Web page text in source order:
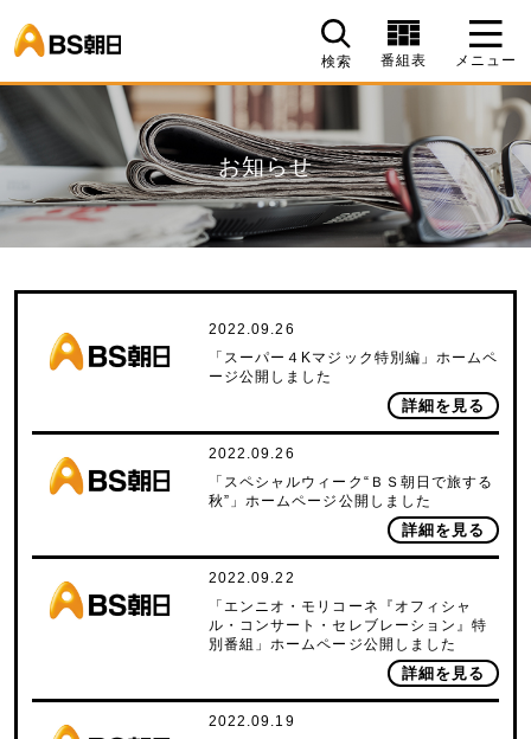
検索 番組表 メニュー
お知らせ
2022.09.26
「スーパー４Kマジック特別編」ホームペ
ージ公開しました
詳細を見る
2022.09.26
「スペシャルウィーク“ＢＳ朝日で旅する
秋”」ホームページ公開しました
詳細を見る
2022.09.22
「エンニオ・モリコーネ『オフィシャ
ル・コンサート・セレブレーション』特
別番組」ホームページ公開しました
詳細を見る
2022.09.19